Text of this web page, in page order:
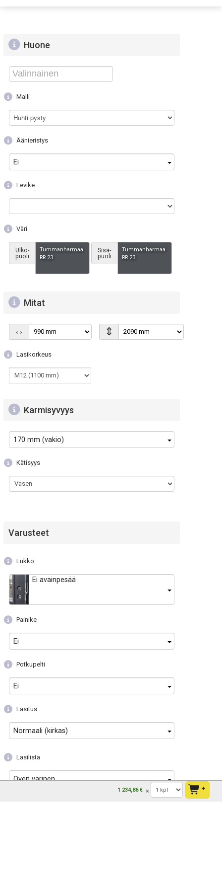
Huone
Malli
Huhti pysty
Äänieristys
Ei
Levike
Väri
Ulko-
puoli
Tummanharmaa
RR 23
Sisä-
puoli
Tummanharmaa
RR 23
Mitat
⇔ ⇕
Lasikorkeus
Karmisyvyys
170 mm (vakio)
Kätisyys
Varusteet
Lukko
Ei avainpesää
Painike
Ei
Potkupelti
Ei
Lasitus
Normaali (kirkas)
Lasilista
Oven värinen
1 234,86 € +